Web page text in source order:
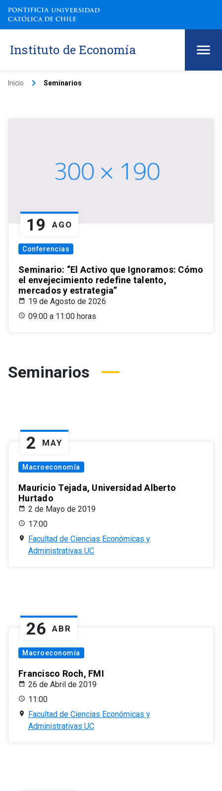
Instituto de Economía
Inicio keyboard_arrow_right Seminarios
19 AGO
Conferencias
Seminario: “El Activo que Ignoramos: Cómo
el envejecimiento redefine talento,
mercados y estrategia”
19 de Agosto de 2026
09:00 a 11:00 horas
Seminarios
2 MAY
Macroeconomía
Mauricio Tejada, Universidad Alberto
Hurtado
2 de Mayo de 2019
17:00
Facultad de Ciencias Económicas y
Administrativas UC
26 ABR
Macroeconomía
Francisco Roch, FMI
26 de Abril de 2019
11:00
Facultad de Ciencias Económicas y
Administrativas UC